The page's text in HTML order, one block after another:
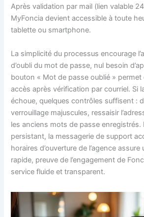
Après validation par mail (lien valable
MyFoncia devient accessible à toute
tablette ou smartphone.
La simplicité du processus encourage
d’oubli du mot de passe, nul besoin
bouton « Mot de passe oublié » permet
accès après vérification par courriel. Si
échoue, quelques contrôles suffisent :
verrouillage majuscules, ressaisir
les anciens mots de passe enregistrés.
persistant, la messagerie de support
horaires d’ouverture de l’agence
rapide, preuve de l’engagement de
service fluide et transparent.